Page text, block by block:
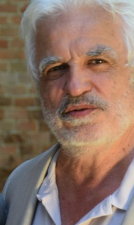
Bioénergie
Chamanisme
Astrogéométrie et
Bretagne
DEVELOPPEMENT
PERSONNEL